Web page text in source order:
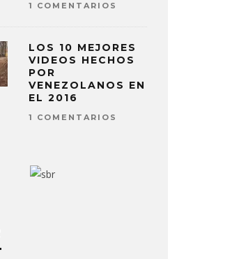
1 COMENTARIOS
LOS 10 MEJORES
VIDEOS HECHOS
POR
VENEZOLANOS EN
EL 2016
1 COMENTARIOS